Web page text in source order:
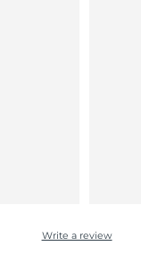
Write a review